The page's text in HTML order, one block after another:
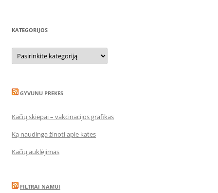
KATEGORIJOS
Kategorijos
GYVUNU PREKES
Kačių skiepai – vakcinacijos grafikas
Ką naudinga žinoti apie kates
Kačių auklėjimas
FILTRAI NAMUI